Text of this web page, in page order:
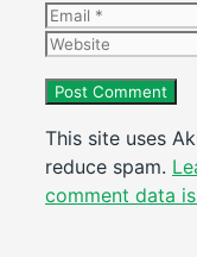
Email
Website
This site uses
reduce spam.
comment data